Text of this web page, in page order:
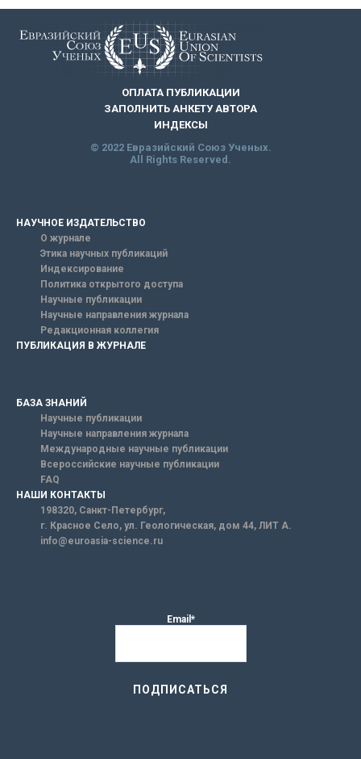
ОПЛАТА ПУБЛИКАЦИИ
ЗАПОЛНИТЬ АНКЕТУ АВТОРА
ИНДЕКСЫ
© 2022 Евразийский Союз Ученых.
All Rights Reserved.
НАУЧНОЕ ИЗДАТЕЛЬСТВО
О журнале
Этика научных публикаций
Индексирование
Политика открытого доступа
Научные публикации
Научные направления журнала
Редакционная коллегия
ПУБЛИКАЦИЯ В ЖУРНАЛЕ
БАЗА ЗНАНИЙ
Научные публикации
Научные направления журнала
Международные научные публикации
Всероссийские научные публикации
FAQ
НАШИ КОНТАКТЫ
198320, Санкт-Петербург,
г. Красное Село, ул. Геологическая, дом 44, ЛИТ А.
info@euroasia-science.ru
Email*